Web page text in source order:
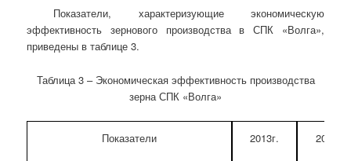
Показатели, характеризующие экономическую
эффективность зернового производства в СПК «Волга»,
приведены в таблице 3.
Таблица 3 – Экономическая эффективность производства
зерна СПК «Волга»
Показатели 2013г. 2014г.